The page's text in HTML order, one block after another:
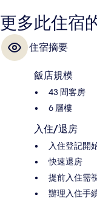
更多此住宿
住宿摘要
飯店規模
43 間客房
6 層樓
入住/退房
入住登記開
快速退房
提前入住需
辦理入住手